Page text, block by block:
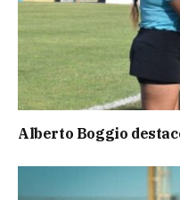
Alberto Boggio